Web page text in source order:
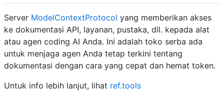
Server ModelContextProtocol yang memberikan akses
ke dokumentasi API, layanan, pustaka, dll. kepada alat
atau agen coding AI Anda. Ini adalah toko serba ada
untuk menjaga agen Anda tetap terkini tentang
dokumentasi dengan cara yang cepat dan hemat token.
Untuk info lebih lanjut, lihat ref.tools